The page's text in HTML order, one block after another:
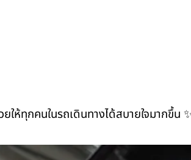
ให้ทุกคนในรถเดินทางได้สบายใจมากขึ้น